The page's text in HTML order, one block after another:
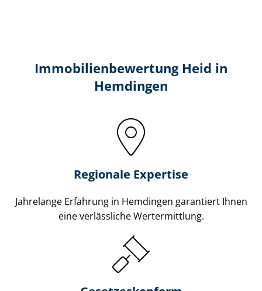
Immobilien­bewertung Heid in
Hemdingen
Regionale Expertise
Jahrelange Erfahrung in Hemdingen garantiert Ihnen
eine verlässliche Wertermittlung.